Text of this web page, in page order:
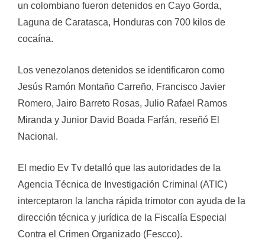
un colombiano fueron detenidos en Cayo Gorda,
Laguna de Caratasca, Honduras con 700 kilos de
cocaína.
Los venezolanos detenidos se identificaron como
Jesús Ramón Montaño Carreño, Francisco Javier
Romero, Jairo Barreto Rosas, Julio Rafael Ramos
Miranda y Junior David Boada Farfán, reseñó El
Nacional.
El medio Ev Tv detalló que las autoridades de la
Agencia Técnica de Investigación Criminal (ATIC)
interceptaron la lancha rápida trimotor con ayuda de la
dirección técnica y jurídica de la Fiscalía Especial
Contra el Crimen Organizado (Fescco).